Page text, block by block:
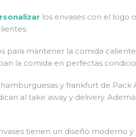
los envases con el logo
para mantener la comida
la comida en perfectas
hamburguesas y frankfurt de
al take away y delivery.
tienen un diseño moderno